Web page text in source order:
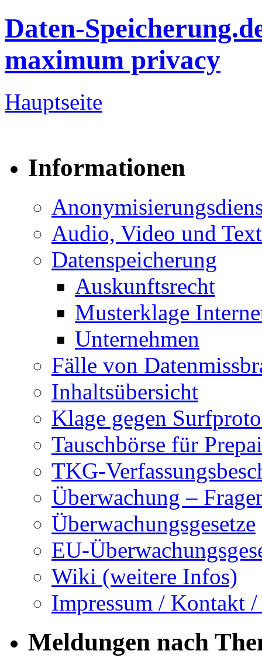
Daten-
maximum privacy
Hauptseite
Informationen
Audio, Video und Text
Datenspeicherung
Auskunftsrecht
Musterklage
Unternehmen
Fälle von
Inhaltsübersicht
Klage gegen
Tauschbörse für
TKG-
Überwachung –
Überwachungsgesetze
EU-
Wiki (weitere Infos)
Impressum / Kontakt
Meldungen nach